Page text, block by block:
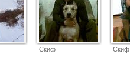
Скиф Скиф